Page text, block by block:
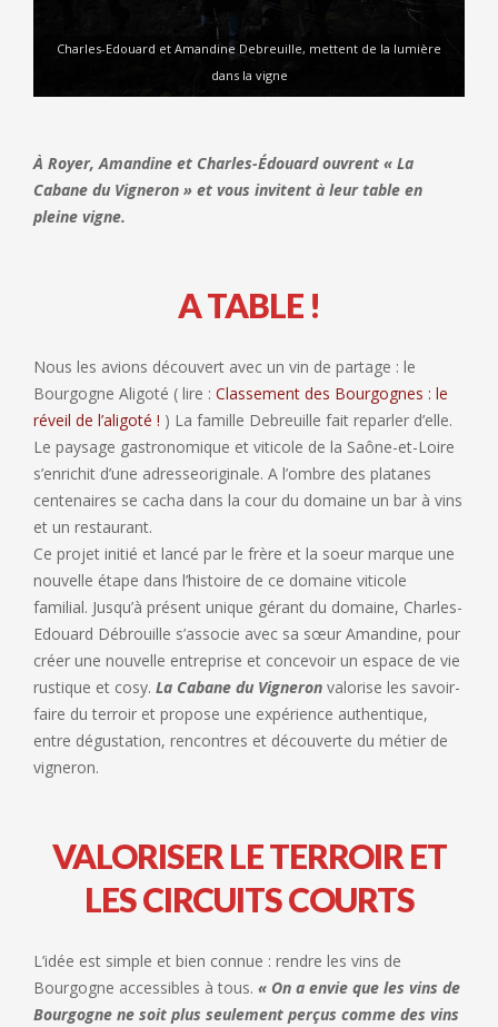
Charles-Edouard et Amandine Debreuille, mettent de la lumière
dans la vigne
À Royer, Amandine et Charles-Édouard ouvrent « La
Cabane du Vigneron » et vous invitent à leur table en
pleine vigne.
A TABLE !
Nous les avions découvert avec un vin de partage : le
Bourgogne Aligoté ( lire : Classement des Bourgognes : le
réveil de l’aligoté ! ) La famille Debreuille fait reparler d’elle.
Le paysage gastronomique et viticole de la Saône-et-Loire
s’enrichit d’une adresseoriginale. A l’ombre des platanes
centenaires se cacha dans la cour du domaine un bar à vins
et un restaurant.
Ce projet initié et lancé par le frère et la soeur marque une
nouvelle étape dans l’histoire de ce domaine viticole
familial. Jusqu’à présent unique gérant du domaine, Charles-
Edouard Débrouille s’associe avec sa sœur Amandine, pour
créer une nouvelle entreprise et concevoir un espace de vie
rustique et cosy. La Cabane du Vigneron valorise les savoir-
faire du terroir et propose une expérience authentique,
entre dégustation, rencontres et découverte du métier de
vigneron.
VALORISER LE TERROIR ET
LES CIRCUITS COURTS
L’idée est simple et bien connue : rendre les vins de
Bourgogne accessibles à tous. « On a envie que les vins de
Bourgogne ne soit plus seulement perçus comme des vins